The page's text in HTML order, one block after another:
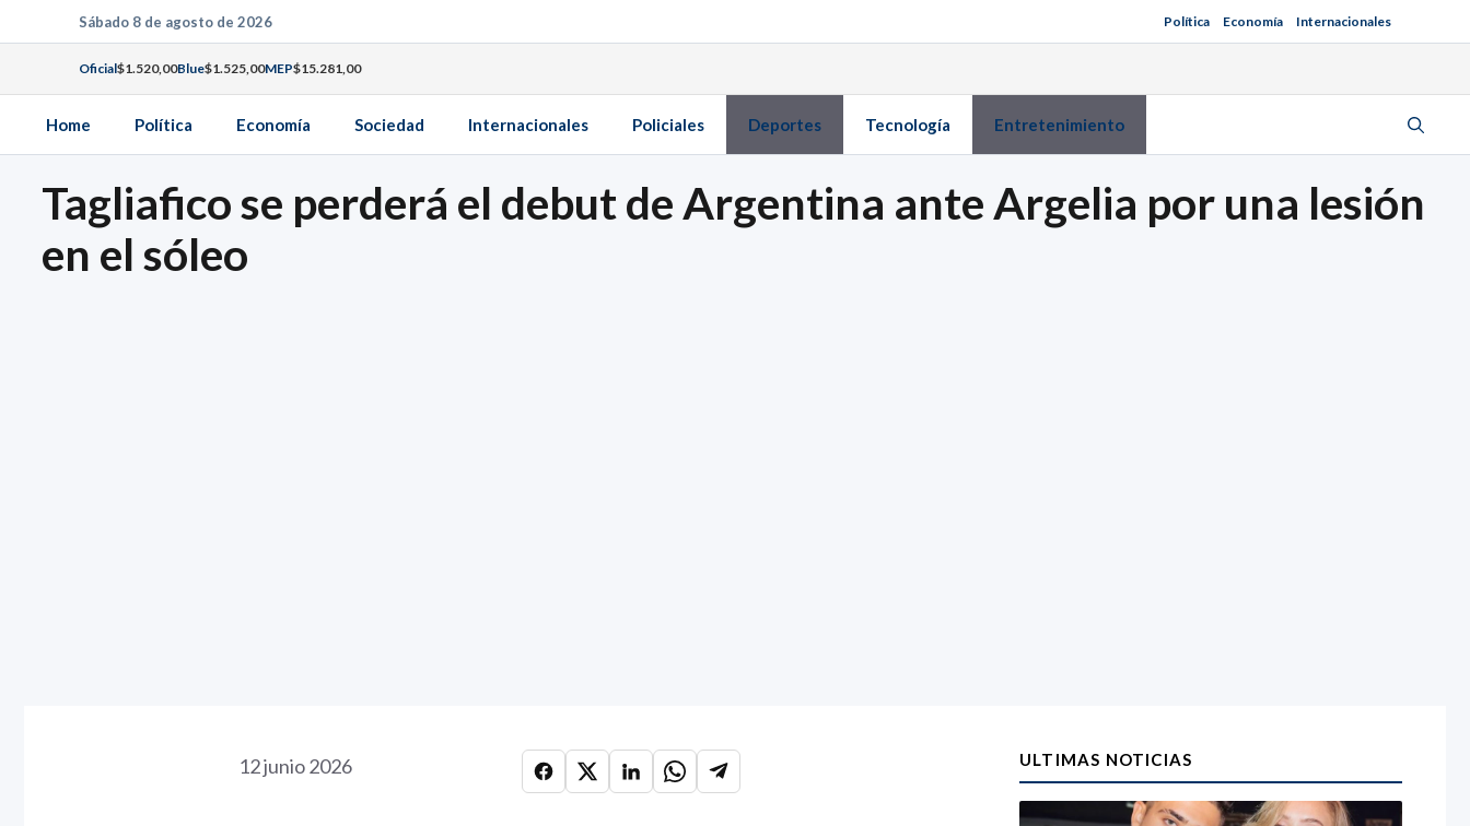
al
contenido
Sábado 8 de agosto de 2026 Política Economía Internacionales
Oficial$1.520,00Blue$1.525,00MEP$15.281,00
Home Política Economía Sociedad Internacionales Policiales Deportes Tecnología Entretenimiento
Tagliafico se perderá el debut de Argentina ante Argelia por una lesión
en el sóleo
12 junio 2026 ULTIMAS NOTICIAS